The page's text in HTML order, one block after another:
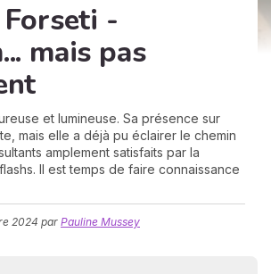
-
mais pas
et lumineuse. Sa présence sur
mais elle a déjà pu éclairer le chemin
amplement satisfaits par la
Il est temps de faire connaissance
2024 par Pauline Mussey